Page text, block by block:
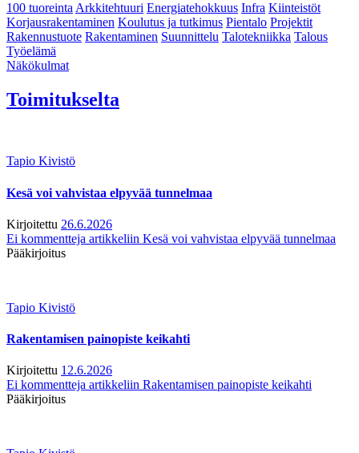
100 tuoreintaArkkitehtuuri Energiatehokkuus Infra Kiinteistöt
Korjausrakentaminen Koulutus ja tutkimus Pientalo Projektit
Rakennustuote Rakentaminen Suunnittelu Talotekniikka Talous
Työelämä
Näkökulmat
Toimitukselta
Tapio Kivistö
Kesä voi vahvistaa elpyvää tunnelmaa
Kirjoitettu 26.6.2026
Ei kommentteja artikkeliin Kesä voi vahvistaa elpyvää tunnelmaa
Pääkirjoitus
Tapio Kivistö
Rakentamisen painopiste keikahti
Kirjoitettu 12.6.2026
Ei kommentteja artikkeliin Rakentamisen painopiste keikahti
Pääkirjoitus